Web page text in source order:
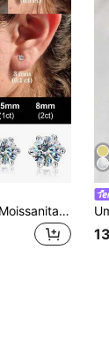
1 Par de Brincos de Moissanita, Joia de Luxo para Presente, Prata de Lei 925, Joia Requintada para Mulheres